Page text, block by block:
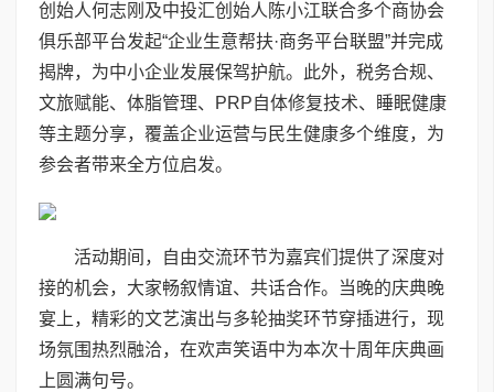
创始人何志刚及中投汇创始人陈小江联合多个商协会
俱乐部平台发起“企业生意帮扶·商务平台联盟”并完成
揭牌，为中小企业发展保驾护航。此外，税务合规、
文旅赋能、体脂管理、PRP自体修复技术、睡眠健康
等主题分享，覆盖企业运营与民生健康多个维度，为
参会者带来全方位启发。
活动期间，自由交流环节为嘉宾们提供了深度对
接的机会，大家畅叙情谊、共话合作。当晚的庆典晚
宴上，精彩的文艺演出与多轮抽奖环节穿插进行，现
场氛围热烈融洽，在欢声笑语中为本次十周年庆典画
上圆满句号。